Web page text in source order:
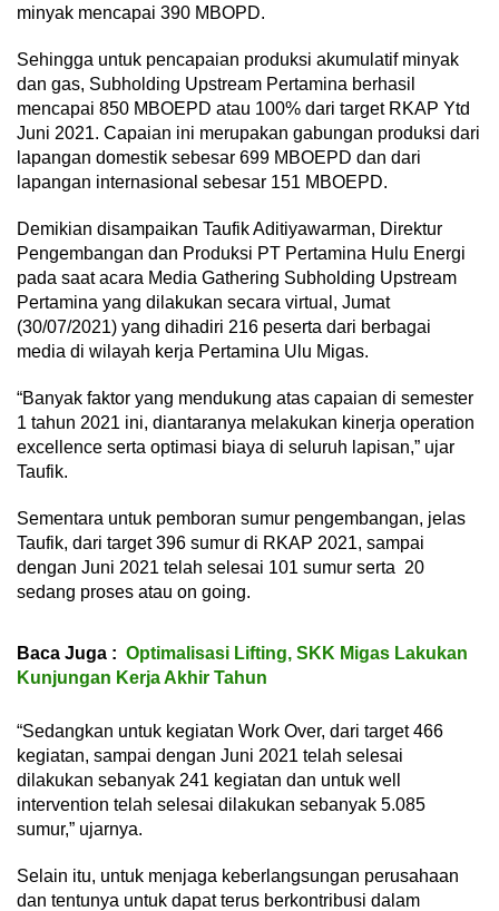
minyak mencapai 390 MBOPD.
Sehingga untuk pencapaian produksi akumulatif minyak
dan gas, Subholding Upstream Pertamina berhasil
mencapai 850 MBOEPD atau 100% dari target RKAP Ytd
Juni 2021. Capaian ini merupakan gabungan produksi dari
lapangan domestik sebesar 699 MBOEPD dan dari
lapangan internasional sebesar 151 MBOEPD.
Demikian disampaikan Taufik Aditiyawarman, Direktur
Pengembangan dan Produksi PT Pertamina Hulu Energi
pada saat acara Media Gathering Subholding Upstream
Pertamina yang dilakukan secara virtual, Jumat
(30/07/2021) yang dihadiri 216 peserta dari berbagai
media di wilayah kerja Pertamina Ulu Migas.
“Banyak faktor yang mendukung atas capaian di semester
1 tahun 2021 ini, diantaranya melakukan kinerja operation
excellence serta optimasi biaya di seluruh lapisan,” ujar
Taufik.
Sementara untuk pemboran sumur pengembangan, jelas
Taufik, dari target 396 sumur di RKAP 2021, sampai
dengan Juni 2021 telah selesai 101 sumur serta 20
sedang proses atau on going.
Baca Juga : Optimalisasi Lifting, SKK Migas Lakukan
Kunjungan Kerja Akhir Tahun
“Sedangkan untuk kegiatan Work Over, dari target 466
kegiatan, sampai dengan Juni 2021 telah selesai
dilakukan sebanyak 241 kegiatan dan untuk well
intervention telah selesai dilakukan sebanyak 5.085
sumur,” ujarnya.
Selain itu, untuk menjaga keberlangsungan perusahaan
dan tentunya untuk dapat terus berkontribusi dalam